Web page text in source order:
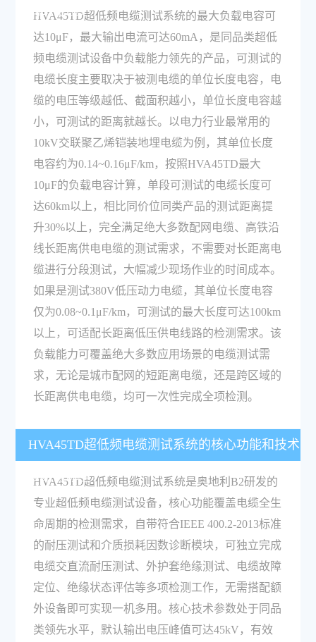
离的电缆？
HVA45TD超低频电缆测试系统的最大负载电容可
达10μF，最大输出电流可达60mA，是同品类超低
频电缆测试设备中负载能力领先的产品，可测试的
电缆长度主要取决于被测电缆的单位长度电容，电
缆的电压等级越低、截面积越小，单位长度电容越
小，可测试的距离就越长。以电力行业最常用的
10kV交联聚乙烯铠装地埋电缆为例，其单位长度
电容约为0.14~0.16μF/km，按照HVA45TD最大
10μF的负载电容计算，单段可测试的电缆长度可
达60km以上，相比同价位同类产品的测试距离提
升30%以上，完全满足绝大多数配网电缆、高铁沿
线长距离供电电缆的测试需求，不需要对长距离电
缆进行分段测试，大幅减少现场作业的时间成本。
如果是测试380V低压动力电缆，其单位长度电容
仅为0.08~0.1μF/km，可测试的最大长度可达100km
以上，可适配长距离低压供电线路的检测需求。该
负载能力可覆盖绝大多数应用场景的电缆测试需
求，无论是城市配网的短距离电缆，还是跨区域的
长距离供电电缆，均可一次性完成全项检测。
HVA45TD超低频电缆测试系统的核心功能和技术
参数有哪些？
HVA45TD超低频电缆测试系统是奥地利B2研发的
专业超低频电缆测试设备，核心功能覆盖电缆全生
命周期的检测需求，自带符合IEEE 400.2-2013标准
的耐压测试和介质损耗因数诊断模块，可独立完成
电缆交直流耐压测试、外护套绝缘测试、电缆故障
定位、绝缘状态评估等多项检测工作，无需搭配额
外设备即可实现一机多用。核心技术参数处于同品
类领先水平，默认输出电压峰值可达45kV，有效